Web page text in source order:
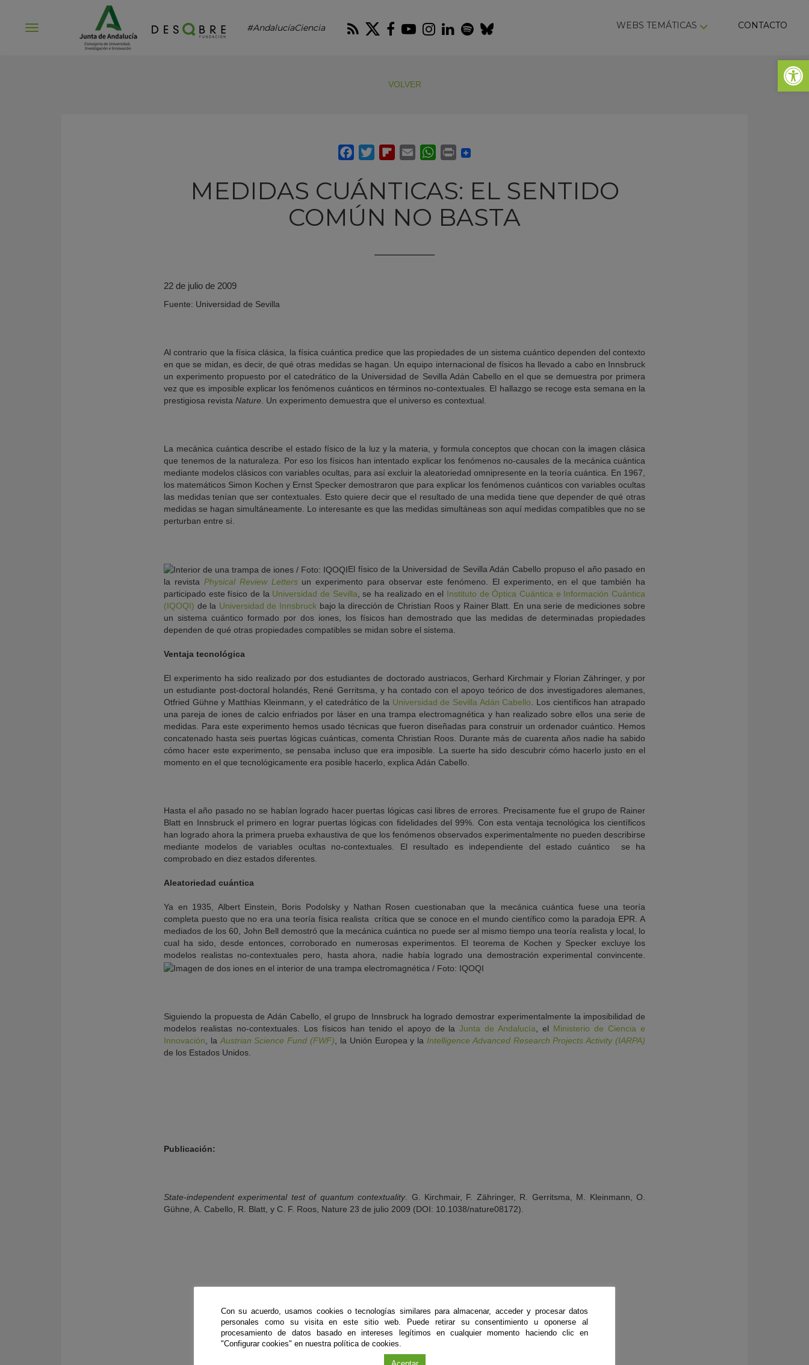
Abrir
#AndalucíaCiencia RSS Twitter
Facebook
Youtube
Instagram
LinkedIn
Spotify
Bluesky WEBS TEMÁTICAS CONTACTO
VOLVER
MEDIDAS CUÁNTICAS: EL SENTIDO
COMÚN NO BASTA
22 de julio de 2009
Fuente: Universidad de Sevilla
Al contrario que la física clásica, la física cuántica predice que las propiedades de un sistema cuántico dependen del contexto
en que se midan, es decir, de qué otras medidas se hagan. Un equipo internacional de físicos ha llevado a cabo en Innsbruck
un experimento propuesto por el catedrático de la Universidad de Sevilla Adán Cabello en el que se demuestra por primera
vez que es imposible explicar los fenómenos cuánticos en términos no-contextuales. El hallazgo se recoge esta semana en la
prestigiosa revista Nature . Un experimento demuestra que el universo es contextual.
La mecánica cuántica describe el estado físico de la luz y la materia, y formula conceptos que chocan con la imagen clásica
que tenemos de la naturaleza. Por eso los físicos han intentado explicar los fenómenos no-causales de la mecánica cuántica
mediante modelos clásicos con variables ocultas, para así excluir la aleatoriedad omnipresente en la teoría cuántica. En 1967,
los matemáticos Simon Kochen y Ernst Specker demostraron que para explicar los fenómenos cuánticos con variables ocultas
las medidas tenían que ser contextuales. Esto quiere decir que el resultado de una medida tiene que depender de qué otras
medidas se hagan simultáneamente. Lo interesante es que las medidas simultáneas son aquí medidas compatibles que no se
perturban entre sí.
El físico de la Universidad de Sevilla Adán Cabello propuso el año pasado en
la revista Physical Review Lettersun experimento para observar este fenómeno. El experimento, en el que también ha
participado este físico de la Universidad de Sevilla, se ha realizado en el Instituto de Óptica Cuántica e Información Cuántica
(IQOQI) de la Universidad de Innsbruck bajo la dirección de Christian Roos y Rainer Blatt. En una serie de mediciones sobre
un sistema cuántico formado por dos iones, los físicos han demostrado que las medidas de determinadas propiedades
dependen de qué otras propiedades compatibles se midan sobre el sistema.
Ventaja tecnológica
El experimento ha sido realizado por dos estudiantes de doctorado austriacos, Gerhard Kirchmair y Florian Zähringer, y por
un estudiante post-doctoral holandés, René Gerritsma, y ha contado con el apoyo teórico de dos investigadores alemanes,
Otfried Gühne y Matthias Kleinmann, y el catedrático de la Universidad de Sevilla Adán Cabello. Los científicos han atrapado
una pareja de iones de calcio enfriados por láser en una trampa electromagnética y han realizado sobre ellos una serie de
medidas. Para este experimento hemos usado técnicas que fueron diseñadas para construir un ordenador cuántico. Hemos
concatenado hasta seis puertas lógicas cuánticas, comenta Christian Roos. Durante más de cuarenta años nadie ha sabido
cómo hacer este experimento, se pensaba incluso que era imposible. La suerte ha sido descubrir cómo hacerlo justo en el
momento en el que tecnológicamente era posible hacerlo, explica Adán Cabello.
Hasta el año pasado no se habían logrado hacer puertas lógicas casi libres de errores. Precisamente fue el grupo de Rainer
Blatt en Innsbruck el primero en lograr puertas lógicas con fidelidades del 99%. Con esta ventaja tecnológica los científicos
han logrado ahora la primera prueba exhaustiva de que los fenómenos observados experimentalmente no pueden describirse
mediante modelos de variables ocultas no-contextuales. El resultado es independiente del estado cuántico  se ha
comprobado en diez estados diferentes.
Aleatoriedad cuántica
Ya en 1935, Albert Einstein, Boris Podolsky y Nathan Rosen cuestionaban que la mecánica cuántica fuese una teoría
completa puesto que no era una teoría física realista  crítica que se conoce en el mundo científico como la paradoja EPR. A
mediados de los 60, John Bell demostró que la mecánica cuántica no puede ser al mismo tiempo una teoría realista y local, lo
cual ha sido, desde entonces, corroborado en numerosas experimentos. El teorema de Kochen y Specker excluye los
modelos realistas no-contextuales pero, hasta ahora, nadie había logrado una demostración experimental convincente.
Siguiendo la propuesta de Adán Cabello, el grupo de Innsbruck ha logrado demostrar experimentalmente la imposibilidad de
modelos realistas no-contextuales. Los físicos han tenido el apoyo de laJunta de Andalucía , el Ministerio de Ciencia e
Innovación , la Austrian Science Fund (FWF) , la Unión Europea y la Intelligence Advanced Research Projects Activity (IARPA)
de los Estados Unidos.
Publicación:
State-independent experimental test of quantum contextuality. G. Kirchmair, F. Zähringer, R. Gerritsma, M. Kleinmann, O.
Gühne, A. Cabello, R. Blatt, y C. F. Roos, Nature 23 de julio 2009 (DOI: 10.1038/nature08172).
Con su acuerdo, usamos cookies o tecnologías similares para almacenar, acceder y procesar datos
personales como su visita en este sitio web. Puede retirar su consentimiento u oponerse al
procesamiento de datos basado en intereses legítimos en cualquier momento haciendo clic en
"Configurar cookies" en nuestra política de cookies.
Aceptar